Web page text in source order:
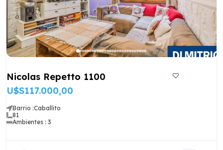
Nicolas Repetto 1100
U$S117.000,00
Barrio :Caballito
81
Ambientes : 3